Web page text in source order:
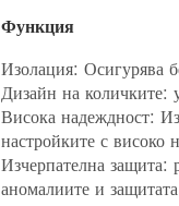
Функция
Изолация: Осигурява
Дизайн на количките:
Висока надеждност:
настройките с високо
Изчерпателна защита:
аномалиите и